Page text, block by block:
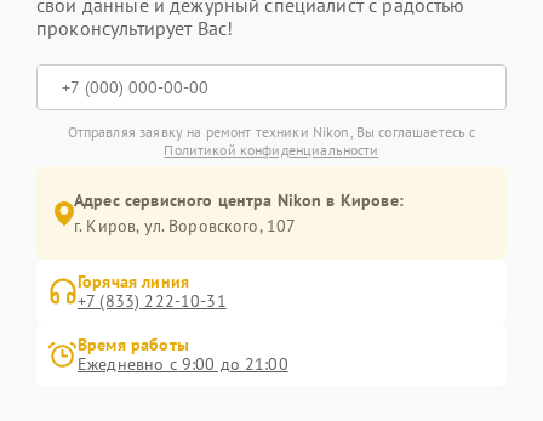
свои данные и дежурный специалист с радостью
проконсультирует Вас!
Отправляя заявку на ремонт техники Nikon, Вы соглашаетесь с
Политикой конфиденциальности
Адрес сервисного центра Nikon в Кирове:
г. Киров, ул. Воровского, 107
Горячая линия
+7 (833) 222-10-31
Время работы
Ежедневно с 9:00 до 21:00